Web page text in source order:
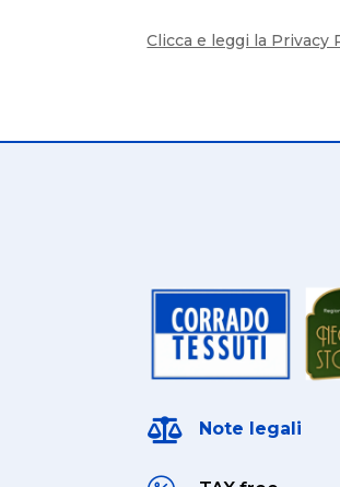
Clicca e leggi la Privacy
 Note legali